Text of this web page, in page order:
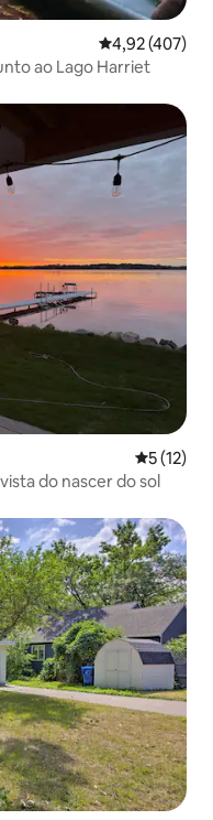
4,92 de uma
4,92 (407)
ao Lago Harriet
5 de uma
5 (12)
do nascer do sol